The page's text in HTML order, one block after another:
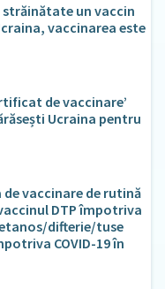
străinătate un vaccin
vaccinarea este
de vaccinare’
Ucraina pentru
vaccinare de rutină
DTP împotriva
difterie/tuse
COVID-19 în